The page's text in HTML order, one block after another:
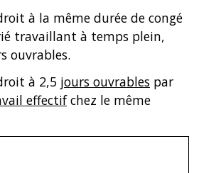
à la même durée de congé
travaillant à temps plein,
ouvrables.
à 2,5 jours ouvrables par
effectifchez le même